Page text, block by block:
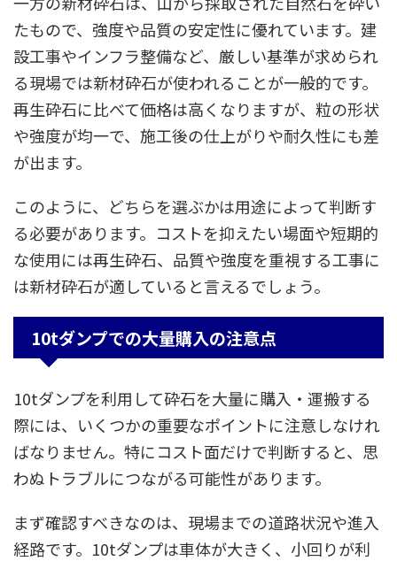
たもので、強度や品質の安定性に優れています。建
設工事やインフラ整備など、厳しい基準が求められ
る現場では新材砕石が使われることが一般的です。
再生砕石に比べて価格は高くなりますが、粒の形状
や強度が均一で、施工後の仕上がりや耐久性にも差
が出ます。
このように、どちらを選ぶかは用途によって判断す
る必要があります。コストを抑えたい場面や短期的
な使用には再生砕石、品質や強度を重視する工事に
は新材砕石が適していると言えるでしょう。
10tダンプでの大量購入の注意点
10tダンプを利用して砕石を大量に購入・運搬する
際には、いくつかの重要なポイントに注意しなけれ
ばなりません。特にコスト面だけで判断すると、思
わぬトラブルにつながる可能性があります。
まず確認すべきなのは、現場までの道路状況や進入
経路です。10tダンプは車体が大きく、小回りが利